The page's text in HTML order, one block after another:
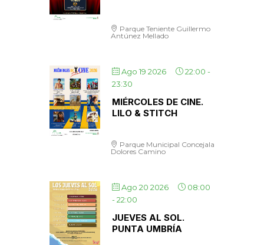
Parque Teniente Guillermo
Antúnez Mellado
Ago 19 2026 22:00 -
23:30
MIÉRCOLES DE CINE.
LILO & STITCH
Parque Municipal Concejala
Dolores Camino
Ago 20 2026
08:00
-22:00
JUEVES AL SOL.
PUNTA UMBRÍA